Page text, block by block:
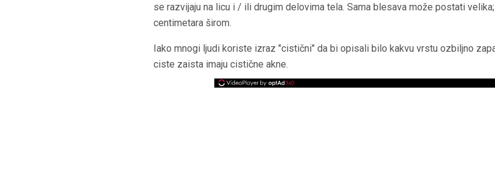
se razvijaju na licu i / ili drugim delovima tela. Sama blesava može postati
centimetara širom.
Iako mnogi ljudi koriste izraz "cistični" da bi opisali bilo kakvu vrstu ozbiljno
ciste zaista imaju cistične akne.